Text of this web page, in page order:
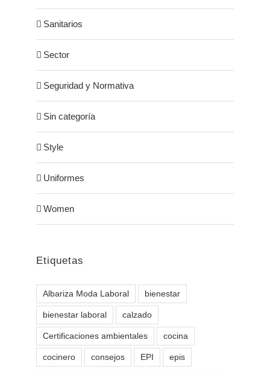
Sanitarios
Sector
Seguridad y Normativa
Sin categoría
Style
Uniformes
Women
Etiquetas
Albariza Moda Laboral bienestar
bienestar laboral calzado
Certificaciones ambientales cocina
cocinero consejos EPI epis